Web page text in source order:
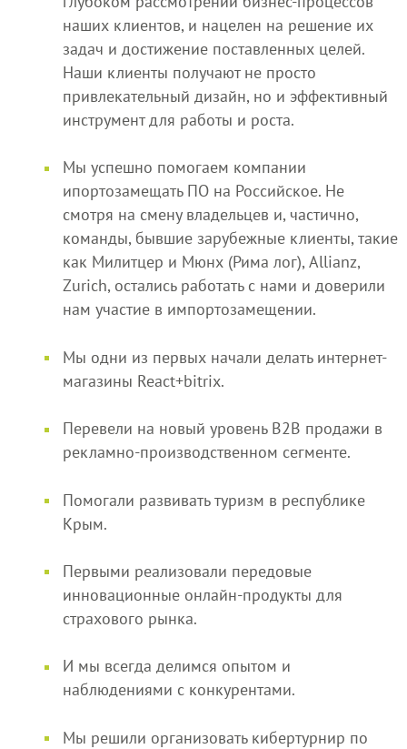
наших клиентов, и нацелен на решение их
задач и достижение поставленных целей.
Наши клиенты получают не просто
привлекательный дизайн, но и эффективный
инструмент для работы и роста.
Мы успешно помогаем компании
ипортозамещать ПО на Российское. Не
смотря на смену владельцев и, частично,
команды, бывшие зарубежные клиенты, такие
как Милитцер и Мюнх (Рима лог), Allianz,
Zurich, остались работать с нами и доверили
нам участие в импортозамещении.
Мы одни из первых начали делать интернет-
магазины React+bitrix.
Перевели на новый уровень B2B продажи в
рекламно-производственном сегменте.
Помогали развивать туризм в республике
Крым.
Первыми реализовали передовые
инновационные онлайн-продукты для
страхового рынка.
И мы всегда делимся опытом и
наблюдениями с конкурентами.
Мы решили организовать кибертурнир по